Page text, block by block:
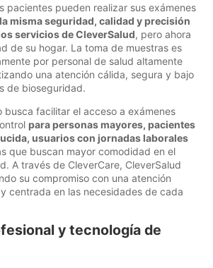
pacientes pueden realizar sus exámenes
la misma seguridad, calidad y precisión
servicios de CleverSalud, pero ahora
de su hogar. La toma de muestras es
por personal de salud altamente
una atención cálida, segura y bajo
de bioseguridad.
busca facilitar el acceso a exámenes
para personas mayores, pacientes
usuarios con jornadas laborales
que buscan mayor comodidad en el
A través de CleverCare, CleverSalud
su compromiso con una atención
centrada en las necesidades de cada
y tecnología de